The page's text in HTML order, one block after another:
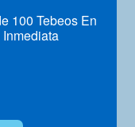
100 Tebeos En